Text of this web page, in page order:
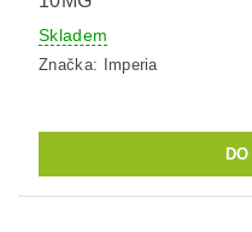
Skladem
Značka: Imperia